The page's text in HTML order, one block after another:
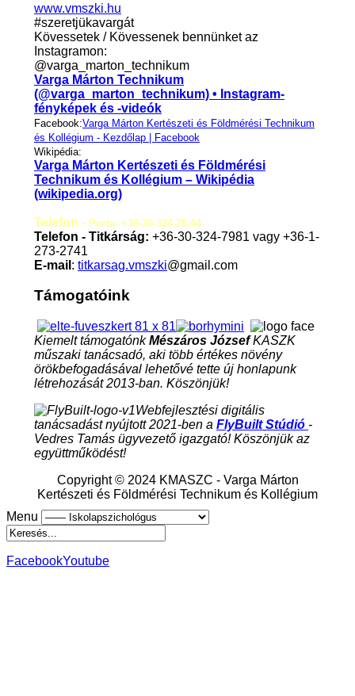
www.vmszki.hu
#szeretjükavargát
Kövessetek / Kövessenek bennünket az
Instagramon:
@varga_marton_technikum
Varga Márton Technikum
(@varga_marton_technikum) • Instagram-
fényképek és -videók
Facebook:Varga Márton Kertészeti és Földmérési Technikum
és Kollégium - Kezdőlap | Facebook
Wikipédia:
Varga Márton Kertészeti és Földmérési
Technikum és Kollégium – Wikipédia
(wikipedia.org)
Telefon - Porta: +36-30-324-78-44
Telefon - Titkárság: +36-30-324-7981 vagy +36-1-
273-2741
E-mail : titkarsag.vmszki@gmail.com
Támogatóink
Kiemelt támogatónkMészáros JózsefKASZK
műszaki tanácsadó, aki több értékes növény
örökbefogadásával lehetővé tette új honlapunk
létrehozását 2013-ban. Köszönjük!
Webfejlesztési digitális
tanácsadást nyújtott 2021-ben a FlyBuilt Stúdió -
Vedres Tamás ügyvezető igazgató! Köszönjük az
együttműködést!
Copyright © 2024 KMASZC - Varga Márton
Kertészeti és Földmérési Technikum és Kollégium
Menu
FacebookYoutube